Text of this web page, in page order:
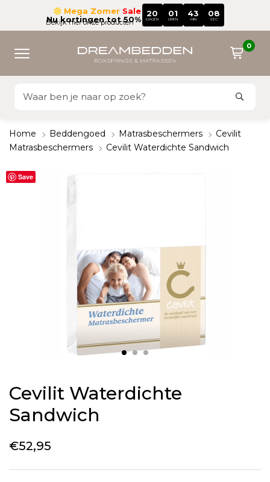
Mega Zomer Sale
Nu kortingen tot 50%
20
DAGEN
01
UREN
43
MIN
07
SEC
Bekijk hier onze producten
0
Home Beddengoed Matrasbeschermers
Cevilit
Matrasbeschermers
Cevilit Waterdichte Sandwich
Save
Cevilit Waterdichte
Sandwich
€52,95